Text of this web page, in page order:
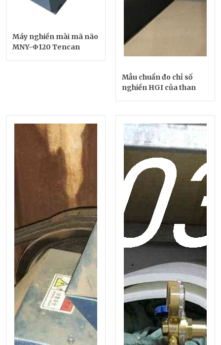
Máy nghiền mài mã não
MNY-Φ120 Tencan
Mẫu chuẩn đo chỉ số
nghiền HGI của than